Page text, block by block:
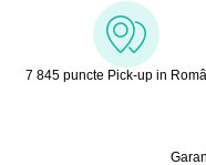
7 845 puncte Pick-up in